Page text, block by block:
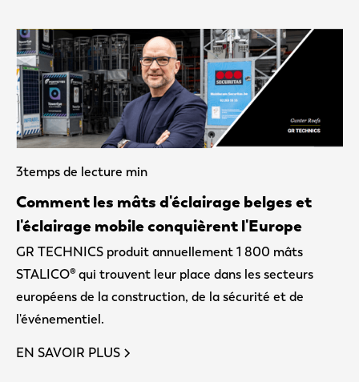
3temps de lecture min
Comment les mâts d'éclairage belges et
l'éclairage mobile conquièrent l'Europe
GR TECHNICS produit annuellement 1 800 mâts
STALICO® qui trouvent leur place dans les secteurs
européens de la construction, de la sécurité et de
l'événementiel.
EN SAVOIR PLUS